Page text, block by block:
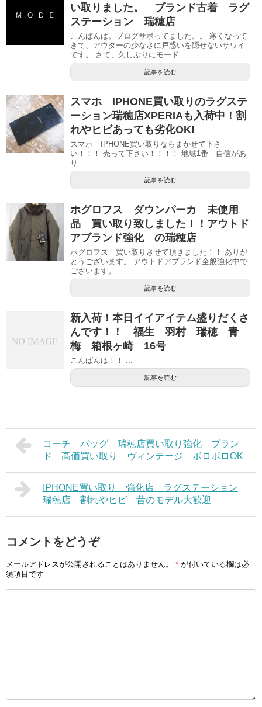
い取りました。 ブランド古着 ラグ
ステーション 瑞穂店
こんばんは。ブログサボってました。。 寒くなって
きて、アウターの少なさに戸惑いを隠せないサワイ
です。 さて、久しぶりにモード...
記事を読む
スマホ IPHONE買い取りのラグステ
ーション瑞穂店XPERIAも入荷中！割
れやヒビあっても劣化OK!
スマホ IPHONE買い取りならまかせて下さ
い！！！ 売って下さい！！！！ 地域1番 自信があ
り...
記事を読む
ホグロフス ダウンパーカ 未使用
品 買い取り致しました！！アウトド
アブランド強化 の瑞穂店
ホグロフス 買い取りさせて頂きました！！ ありが
とうございます。 アウトドアブランド全般強化中で
ございます。 ...
記事を読む
新入荷！本日イイアイテム盛りだくさ
んです！！ 福生 羽村 瑞穂 青
梅 箱根ヶ崎 16号
こんばんは！！ ...
記事を読む
コーチ バッグ 瑞穂店買い取り強化 ブラン
ド 高価買い取り ヴィンテージ ボロボロOK
IPHONE買い取り 強化店 ラグステーション
瑞穂店 割れやヒビ 昔のモデル大歓迎
コメントをどうぞ
メールアドレスが公開されることはありません。 * が付いている欄は必
須項目です